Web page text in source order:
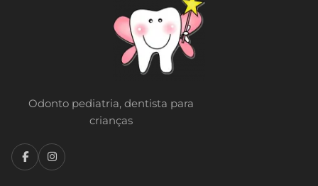
Odonto pediatria, dentista para
crianças